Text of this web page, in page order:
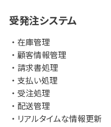
受発注システム
在庫管理
顧客情報管理
請求書処理
支払い処理
受注処理
配送管理
リアルタイムな情報更新